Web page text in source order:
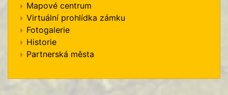
Mapové centrum
Virtuální prohlídka zámku
Fotogalerie
Historie
Partnerská města